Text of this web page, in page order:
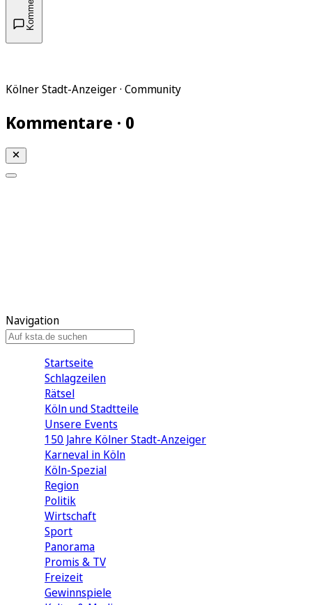
Kölner Stadt-Anzeiger · Community
Kommentare · 0
Navigation
Startseite
Schlagzeilen
Rätsel
Köln und Stadtteile
Unsere Events
150 Jahre Kölner Stadt-Anzeiger
Karneval in Köln
Köln-Spezial
Region
Politik
Wirtschaft
Sport
Panorama
Promis & TV
Freizeit
Gewinnspiele